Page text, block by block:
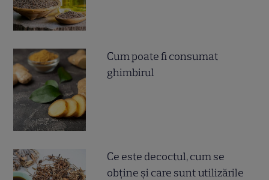
Cum poate fi consumat
ghimbirul
Ce este decoctul, cum se
obţine şi care sunt utilizările